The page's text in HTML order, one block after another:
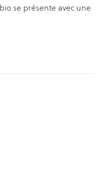
se présente avec une